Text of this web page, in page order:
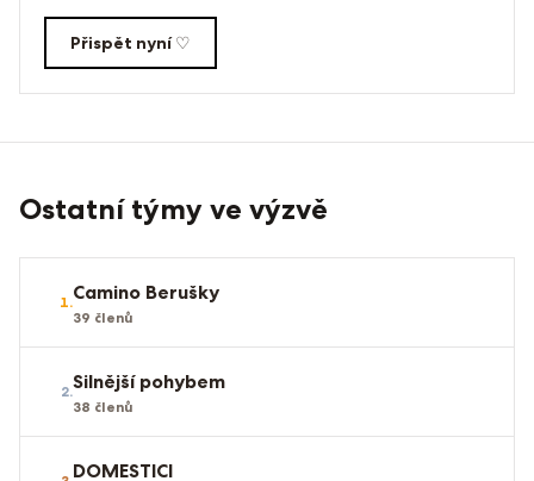
Přispět nyní ♡
Ostatní týmy ve výzvě
1.Camino Berušky
39 členů
2.Silnější pohybem
38 členů
DOMESTICI